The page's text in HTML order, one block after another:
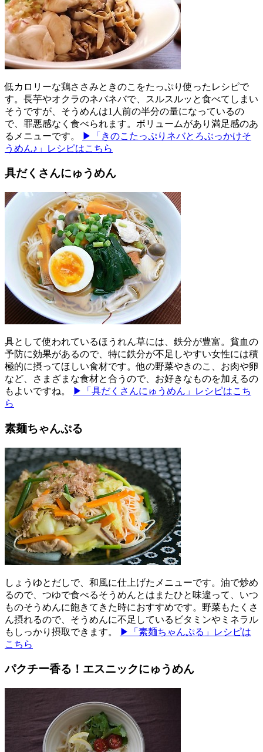
低カロリーな鶏ささみときのこをたっぷり使ったレシピで
す。長芋やオクラのネバネバで、スルスルッと食べてしまい
そうですが、そうめんは1人前の半分の量になっているの
で、罪悪感なく食べられます。ボリュームがあり満足感のあ
るメニューです。
▶「きのこたっぷりネバとろぶっかけそ
うめん♪」レシピはこちら
具だくさんにゅうめん
具として使われているほうれん草には、鉄分が豊富。貧血の
予防に効果があるので、特に鉄分が不足しやすい女性には積
極的に摂ってほしい食材です。他の野菜やきのこ、お肉や卵
など、さまざまな食材と合うので、お好きなものを加えるの
もよいですね。
▶「具だくさんにゅうめん」レシピはこち
ら
素麺ちゃんぷる
しょうゆとだしで、和風に仕上げたメニューです。油で炒め
るので、つゆで食べるそうめんとはまたひと味違って、いつ
ものそうめんに飽きてきた時におすすめです。野菜もたくさ
ん摂れるので、そうめんに不足しているビタミンやミネラル
もしっかり摂取できます。
▶「素麺ちゃんぷる」レシピは
こちら
パクチー香る！エスニックにゅうめん